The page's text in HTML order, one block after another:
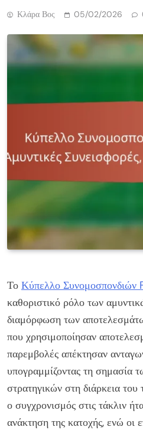
Κλάρα Βος 05/02/2026
Το Κύπελλο Συνομοσπονδιών
καθοριστικό ρόλο των
διαμόρφωση των
που χρησιμοποίησαν
παρεμβολές απέκτησαν
υπογραμμίζοντας τη σημασία
στρατηγικών στη διάρκεια
ο συγχρονισμός στις τάκλιν
ανάκτηση της κατοχής, ενώ οι